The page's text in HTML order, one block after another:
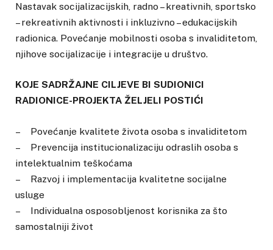
Nastavak socijalizacijskih, radno – kreativnih, sportsko
– rekreativnih aktivnosti i inkluzivno – edukacijskih
radionica. Povećanje mobilnosti osoba s invaliditetom,
njihove socijalizacije i integracije u društvo.
KOJE SADRŽAJNE CILJEVE BI SUDIONICI
RADIONICE-PROJEKTA ŽELJELI POSTIĆI
– Povećanje kvalitete života osoba s invaliditetom
– Prevencija institucionalizaciju odraslih osoba s
intelektualnim teškoćama
– Razvoj i implementacija kvalitetne socijalne
usluge
– Individualna osposobljenost korisnika za što
samostalniji život